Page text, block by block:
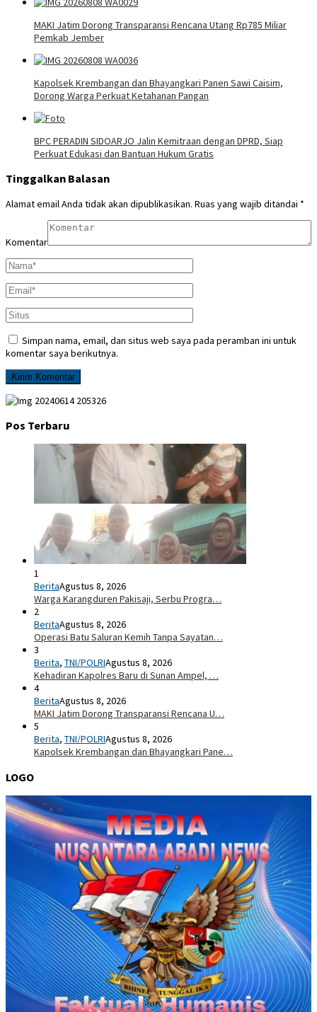
MAKI Jatim Dorong Transparansi Rencana Utang Rp785 Miliar
Pemkab Jember
Kapolsek Krembangan dan Bhayangkari Panen Sawi Caisim,
Dorong Warga Perkuat Ketahanan Pangan
BPC PERADIN SIDOARJO Jalin Kemitraan dengan DPRD, Siap
Perkuat Edukasi dan Bantuan Hukum Gratis
Tinggalkan Balasan
Alamat email Anda tidak akan dipublikasikan. Ruas yang wajib ditandai *
Komentar
Simpan nama, email, dan situs web saya pada peramban ini untuk
komentar saya berikutnya.
Pos Terbaru
1
BeritaAgustus 8, 2026
Warga Karangduren Pakisaji, Serbu Progra…
2
BeritaAgustus 8, 2026
Operasi Batu Saluran Kemih Tanpa Sayatan…
3
Berita, TNI/POLRIAgustus 8, 2026
Kehadiran Kapolres Baru di Sunan Ampel, …
4
BeritaAgustus 8, 2026
MAKI Jatim Dorong Transparansi Rencana U…
5
Berita, TNI/POLRIAgustus 8, 2026
Kapolsek Krembangan dan Bhayangkari Pane…
LOGO